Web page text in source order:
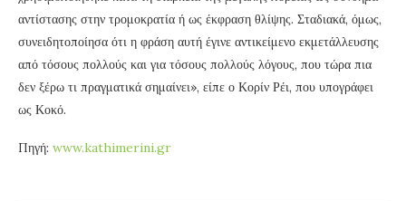
αντίστασης στην τρομοκρατία ή ως έκφραση θλίψης. Σταδιακά, όμως,
συνειδητοποίησα ότι η φράση αυτή έγινε αντικείμενο εκμετάλλευσης
από τόσους πολλούς και για τόσους πολλούς λόγους, που τώρα πια
δεν ξέρω τι πραγματικά σημαίνει», είπε ο Κορίν Ρέι, που υπογράφει
ως Κοκό.
Πηγή: www.kathimerini.gr